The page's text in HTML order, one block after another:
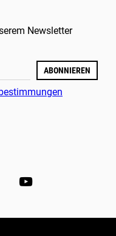
Newsletter
ABONNIEREN